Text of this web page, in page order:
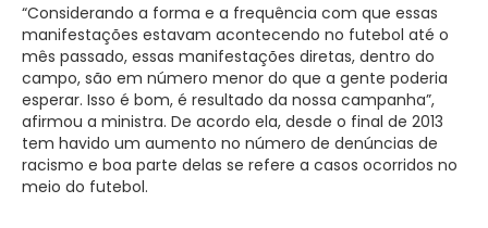
“Considerando a forma e a frequência com que essas
manifestações estavam acontecendo no futebol até o
mês passado, essas manifestações diretas, dentro do
campo, são em número menor do que a gente poderia
esperar. Isso é bom, é resultado da nossa campanha”,
afirmou a ministra. De acordo ela, desde o final de 2013
tem havido um aumento no número de denúncias de
racismo e boa parte delas se refere a casos ocorridos no
meio do futebol.